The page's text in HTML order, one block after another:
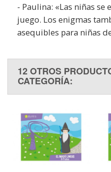
- Paulina: «Las niñas se
juego. Los enigmas
asequibles para niñas
12 OTROS
CATEGORÍA: